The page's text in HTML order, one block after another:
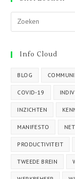
Info Cloud
BLOG
COVID-19
INZICHTEN
MANIFESTO
PRODUCTIVITEIT
TWEEDE BREIN